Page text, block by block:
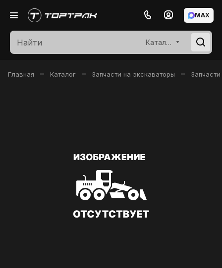
Каталог
MAX
Главная – Каталог – Запчасти на экскаваторы –